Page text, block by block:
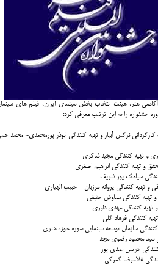
هنر، هيئت انتخاب بخش سينماي ايران، فيلم هاي
جشنواره را به اين ترتيب معرفي كرد:
به كارگرداني نرگس آبیار و تهيه كنندگي ابوذر پورمحمدی- محمد
و تهيه كنندگي مجید شاکری
و تهيه كنندگي ابراهیم اصغری
تهيه كنندگي پروانه مرزبان - حبیب الهیاری
تهيه كنندگي سیاوش حقیقی
و تهيه كنندگي مهدی داوری
كنندگي فرهاد گلی
سازمان توسعه سینمایی سوره حوزه هنری
سید محمود رضوی مجد
ادریس عبدی پور
غلامرضا گمرکی